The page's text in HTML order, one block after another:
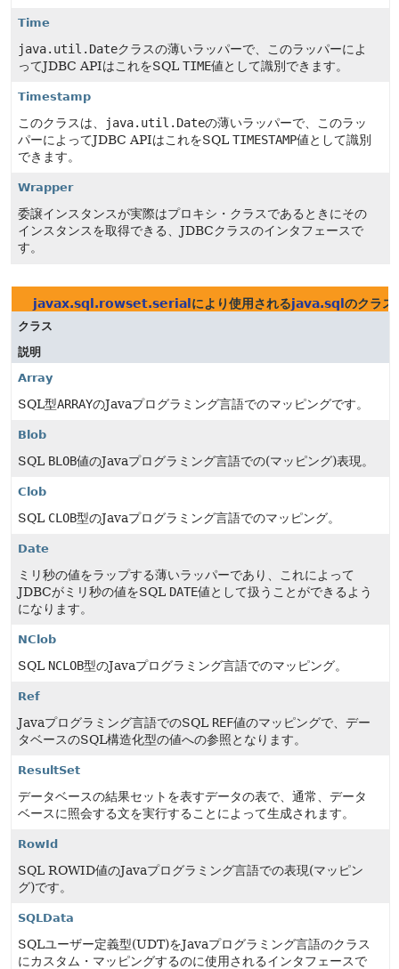
Time
java.util.Dateクラスの薄いラッパーで、このラッパーによ
ってJDBC APIはこれをSQL TIME値として識別できます。
Timestamp
このクラスは、 java.util.Dateの薄いラッパーで、このラッ
パーによってJDBC APIはこれをSQL TIMESTAMP値として識別
できます。
Wrapper
委譲インスタンスが実際はプロキシ・クラスであるときにその
インスタンスを取得できる、JDBCクラスのインタフェースで
す。
javax.sql.rowset.serial により使用されるjava.sql のクラス
クラス
説明
Array
SQL型ARRAYのJavaプログラミング言語でのマッピングです。
Blob
SQL BLOB値のJavaプログラミング言語での(マッピング)表現。
Clob
SQL CLOB型のJavaプログラミング言語でのマッピング。
Date
ミリ秒の値をラップする薄いラッパーであり、これによって
JDBCがミリ秒の値をSQL DATE値として扱うことができるよう
になります。
NClob
SQL NCLOB型のJavaプログラミング言語でのマッピング。
Ref
Javaプログラミング言語でのSQL REF値のマッピングで、デー
タベースのSQL構造化型の値への参照となります。
ResultSet
データベースの結果セットを表すデータの表で、通常、データ
ベースに照会する文を実行することによって生成されます。
RowId
SQL ROWID値のJavaプログラミング言語での表現(マッピン
グ)です。
SQLData
SQLユーザー定義型(UDT)をJavaプログラミング言語のクラス
にカスタム・マッピングするのに使用されるインタフェースで